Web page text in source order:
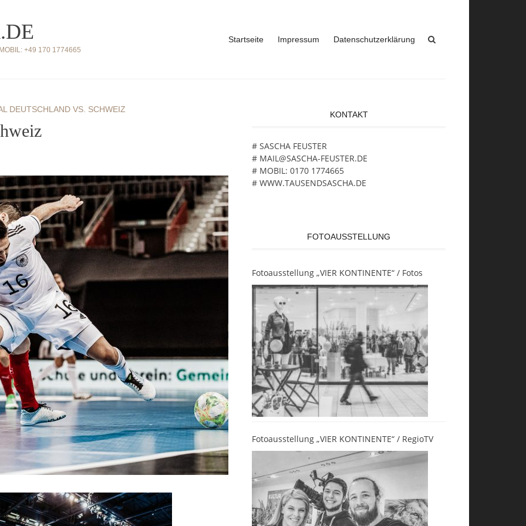
+49 170 1774665
Startseite Impressum Datenschutzerklärung
DEUTSCHLAND VS. SCHWEIZ
KONTAKT
# SASCHA FEUSTER
# MAIL@SASCHA-FEUSTER.DE
# MOBIL: 0170 1774665
# WWW.TAUSENDSASCHA.DE
FOTOAUSSTELLUNG
Fotoausstellung „VIER KONTINENTE“ / Fotos
Fotoausstellung „VIER KONTINENTE“ / RegioTV